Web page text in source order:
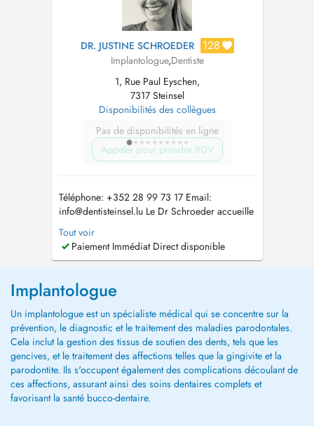
DR. JUSTINE SCHROEDER 128
Implantologue,Dentiste
1, Rue Paul Eyschen,
7317 Steinsel
Disponibilités des collègues
Pas de disponibilités en ligne
Appeler pour prendre RDV
Téléphone: +352 28 99 73 17 Email:
info@dentisteinsel.luLe Dr Schroeder accueille
enfants et adultes au sein du cabinet pour la
prise en charge personnalisée de leurs soins
dentaires. Diplômée en chirurgie dentaire à
ans en médecine bucco-den...
Tout voir
Paiement Immédiat Direct disponible
Implantologue
Un implantologue est un spécialiste médical qui se concentre sur la
prévention, le diagnostic et le traitement des maladies parodontales.
Cela inclut la gestion des tissus de soutien des dents, tels que les
gencives, et le traitement des affections telles que la gingivite et la
parodontite. Ils s'occupent également des complications découlant de
ces affections, assurant ainsi des soins dentaires complets et
favorisant la santé bucco-dentaire.